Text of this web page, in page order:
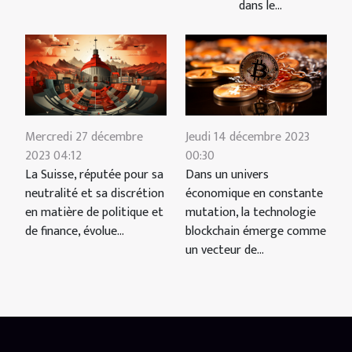
dans le...
Mercredi 27 décembre
2023 04:12
La Suisse, réputée pour sa
neutralité et sa discrétion
en matière de politique et
de finance, évolue...
Jeudi 14 décembre 2023
00:30
Dans un univers
économique en constante
mutation, la technologie
blockchain émerge comme
un vecteur de...